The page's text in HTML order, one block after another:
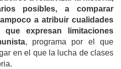
posibles, a comparar
a atribuir cualidades
expresan limitaciones
, programa por el que
en el que la lucha de clases